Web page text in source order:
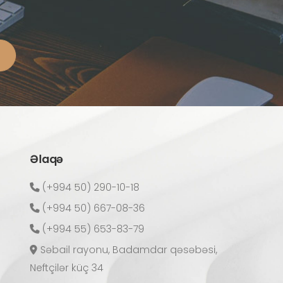
Əlaqə
(+994 50) 290-10-18
(+994 50) 667-08-36
(+994 55) 653-83-79
Səbail rayonu, Badamdar qəsəbəsi,
Neftçilər küç 34